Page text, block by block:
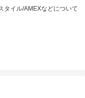
タイル/AMEXなどについて